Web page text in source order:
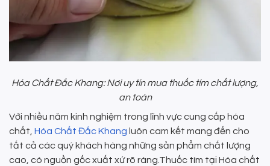
Hóa Chất Đắc Khang: Nơi uy tín mua thuốc tím chất lượng,
an toàn
Với nhiều năm kinh nghiệm trong lĩnh vực cung cấp hóa
chất, Hóa Chất Đắc Khang luôn cam kết mang đến cho
tất cả các quý khách hàng những sản phẩm chất lượng
cao, có nguồn gốc xuất xứ rõ ràng.Thuốc tím tại Hóa chất